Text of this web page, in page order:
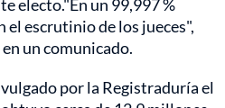
electo."En un 99,997 %
el escrutinio de los jueces",
un comunicado.
por la Registraduría el